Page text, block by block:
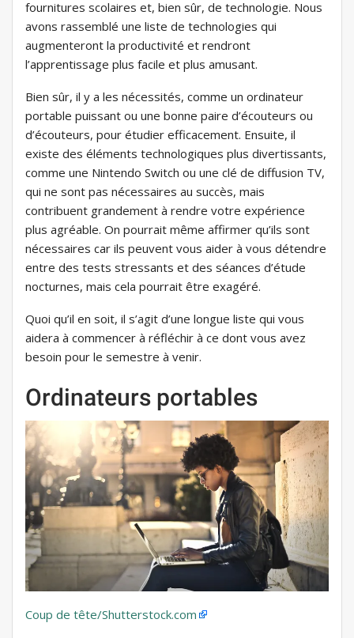
fournitures scolaires et, bien sûr, de technologie. Nous
avons rassemblé une liste de technologies qui
augmenteront la productivité et rendront
l’apprentissage plus facile et plus amusant.
Bien sûr, il y a les nécessités, comme un ordinateur
portable puissant ou une bonne paire d’écouteurs ou
d’écouteurs, pour étudier efficacement. Ensuite, il
existe des éléments technologiques plus divertissants,
comme une Nintendo Switch ou une clé de diffusion TV,
qui ne sont pas nécessaires au succès, mais
contribuent grandement à rendre votre expérience
plus agréable. On pourrait même affirmer qu’ils sont
nécessaires car ils peuvent vous aider à vous détendre
entre des tests stressants et des séances d’étude
nocturnes, mais cela pourrait être exagéré.
Quoi qu’il en soit, il s’agit d’une longue liste qui vous
aidera à commencer à réfléchir à ce dont vous avez
besoin pour le semestre à venir.
Ordinateurs portables
Coup de tête/Shutterstock.com